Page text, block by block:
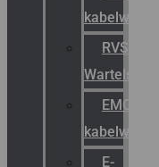
kabelwartels
RVS
Wartels
EMC
kabelwartels
E-